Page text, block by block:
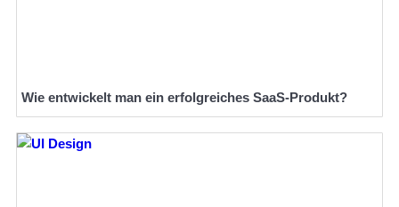
Wie entwickelt man ein erfolgreiches SaaS-Produkt?